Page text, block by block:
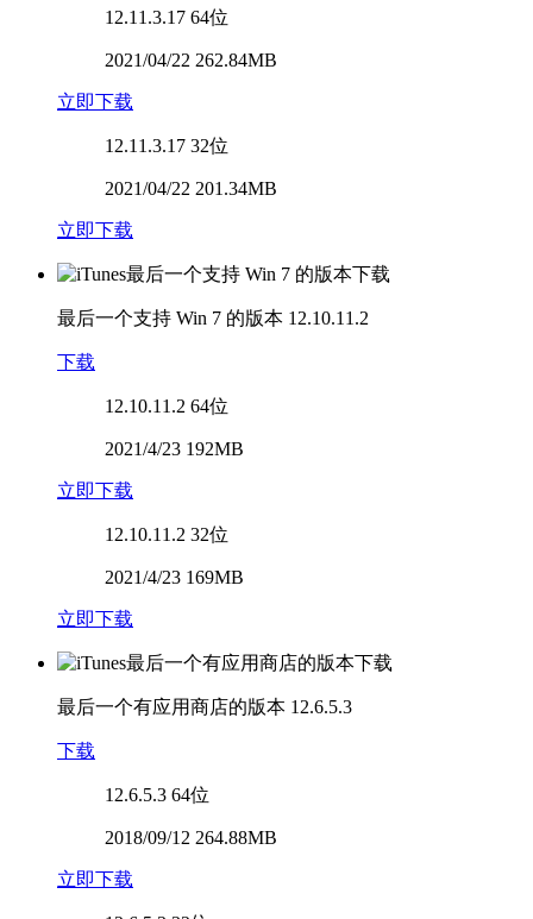
12.11.3.17 64位
2021/04/22 262.84MB
立即下载
12.11.3.17 32位
2021/04/22 201.34MB
立即下载
最后一个支持 Win 7 的版本 12.10.11.2
下载
12.10.11.2 64位
2021/4/23 192MB
立即下载
12.10.11.2 32位
2021/4/23 169MB
立即下载
最后一个有应用商店的版本 12.6.5.3
下载
12.6.5.3 64位
2018/09/12 264.88MB
立即下载